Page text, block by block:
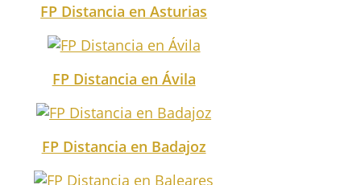
FP Distancia en Asturias
FP Distancia en Ávila
FP Distancia en Badajoz